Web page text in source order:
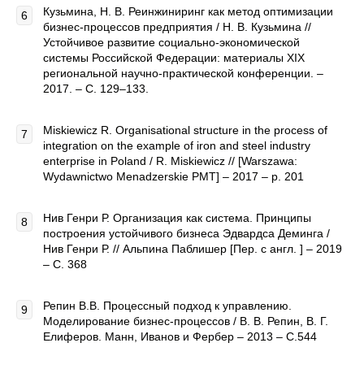
Кузьмина, Н. В. Реинжиниринг как метод оптимизации
бизнес-процессов предприятия / Н. В. Кузьмина //
Устойчивое развитие социально-экономической
системы Российской Федерации: материалы XIX
региональной научно-практической конференции. –
2017. – С. 129–133.
Miskiewicz R. Organisational structure in the process of
integration on the example of iron and steel industry
enterprise in Poland / R. Miskiewicz // [Warszawa:
Wydawnictwo Menadzerskie PMT] – 2017 – p. 201
Нив Генри Р. Организация как система. Принципы
построения устойчивого бизнеса Эдвардса Деминга /
Нив Генри Р. // Альпина Паблишер [Пер. с англ. ] – 2019
– С. 368
Репин В.В. Процессный подход к управлению.
Моделирование бизнес-процессов / В. В. Репин, В. Г.
Елиферов. Манн, Иванов и Фербер – 2013 – С.544